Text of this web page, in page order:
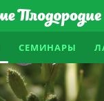
СЕМИНАРЫ